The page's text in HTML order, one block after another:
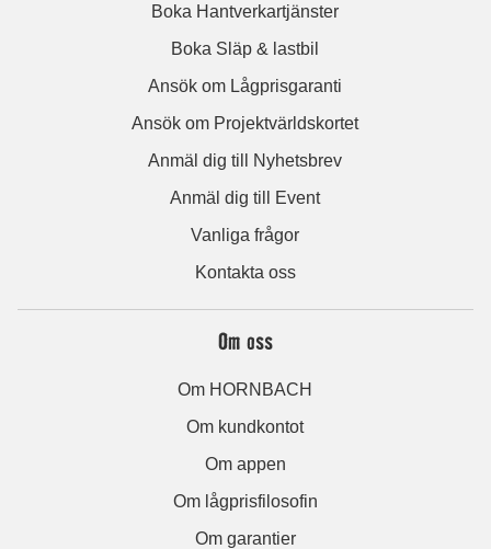
Boka Hantverkartjänster
Boka Släp & lastbil
Ansök om Lågprisgaranti
Ansök om Projektvärldskortet
Anmäl dig till Nyhetsbrev
Anmäl dig till Event
Vanliga frågor
Kontakta oss
Om oss
Om HORNBACH
Om kundkontot
Om appen
Om lågprisfilosofin
Om garantier